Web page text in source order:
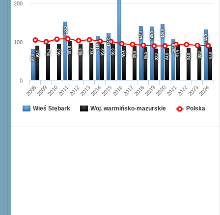
82,0
153,0
115,7
124,0
142,3 140,0
146,5
107,0
133,0
90,4 95,1 96,2 101,8 95,9 97,7 95,9 95,9 90,6 89,0 86,5 83,3 84,5 91,9 84,5 88,0 87,0
20082009201020112012201320142015201620172018201920202021202220232024
0
100
200
Wieś Stębark Woj. warmińsko-mazurskie Polska